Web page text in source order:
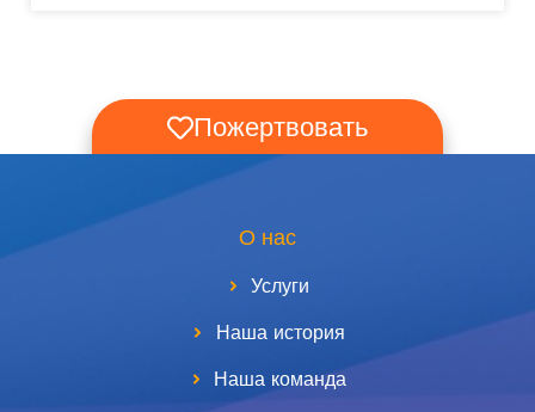
Пожертвовать
О нас
Услуги
Наша история
Наша команда